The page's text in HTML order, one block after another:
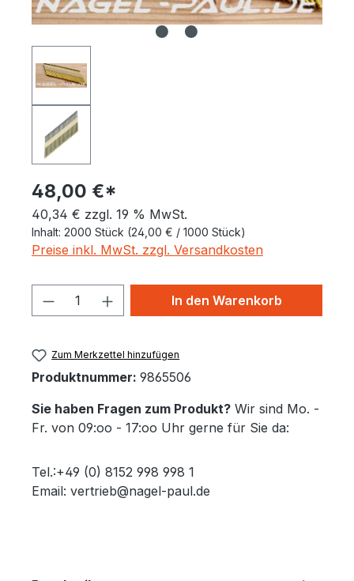
48,00 €*
40,34 € zzgl. 19 % MwSt.
Inhalt: 2000 Stück (24,00 € / 1000 Stück)
Preise inkl. MwSt. zzgl. Versandkosten
Produkt Anzahl: Gib den
In den Warenkorb
Zum Merkzettel hinzufügen
Produktnummer: 9865506
Sie haben Fragen zum Produkt? Wir sind Mo. -
Fr. von 09:oo - 17:oo Uhr gerne für Sie da:
Tel.:+49 (0) 8152 998 998 1
Email: vertrieb@nagel-paul.de